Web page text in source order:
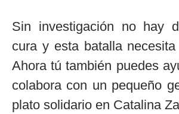
Sin investigación no hay
cura y esta batalla
Ahora tú también puedes
colabora con un pequeño
plato solidario en Catalina